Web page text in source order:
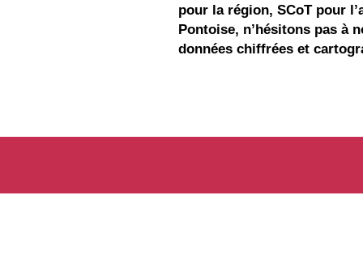
pour la région, SCoT pour
Pontoise, n’hésitons pas à
données chiffrées et